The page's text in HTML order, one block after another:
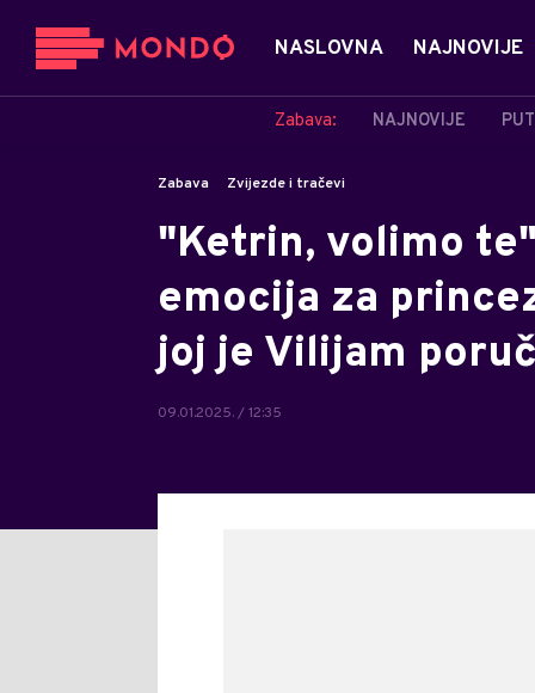
NASLOVNA NAJNOVIJE
Zabava: NAJNOVIJE
Zabava Zvijezde i tračevi
"Ketrin, volimo
emocija za
joj je Vilijam
09.01.2025. / 12:35